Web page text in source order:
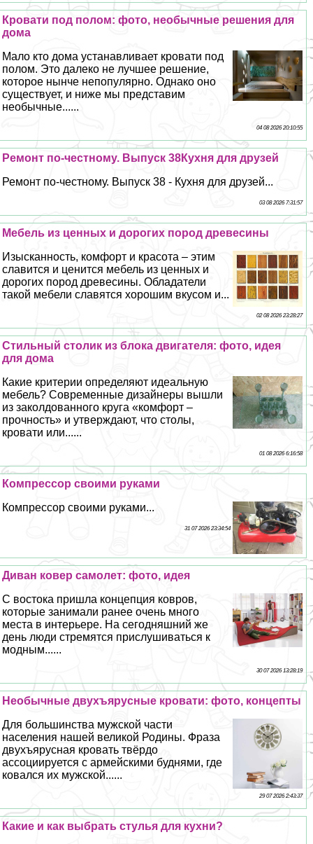
Кровати под полом: фото, необычные решения для
дома
Мало кто дома устанавливает кровати под
полом. Это далеко не лучшее решение,
которое нынче непопулярно. Однако оно
существует, и ниже мы представим
необычные......
04 08 2026 20:10:55
Ремонт по-честному. Выпуск 38Кухня для друзей
Ремонт по-честному. Выпуск 38 - Кухня для друзей...
03 08 2026 7:31:57
Мебель из ценных и дорогих пород древесины
Изысканность, комфорт и красота – этим
славится и ценится мебель из ценных и
дорогих пород древесины. Обладатели
такой мебели славятся хорошим вкусом и...
02 08 2026 23:28:27
Стильный столик из блока двигателя: фото, идея
для дома
Какие критерии определяют идеальную
мебель? Современные дизайнеры вышли
из заколдованного круга «комфорт –
прочность» и утверждают, что столы,
кровати или......
01 08 2026 6:16:58
Компрессор своими руками
Компрессор своими руками...
31 07 2026 23:34:54
Диван ковер самолет: фото, идея
С востока пришла концепция ковров,
которые занимали ранее очень много
места в интерьере. На сегодняшний же
день люди стремятся прислушиваться к
модным......
30 07 2026 13:28:19
Необычные двухъярусные кровати: фото, концепты
Для большинства мужской части
населения нашей великой Родины. Фраза
двухъярусная кровать твёрдо
ассоциируется с армейскими буднями, где
ковался их мужской......
29 07 2026 2:43:37
Какие и как выбрать стулья для кухни?